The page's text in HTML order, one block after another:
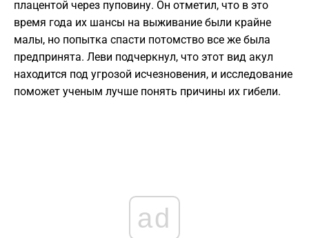
плацентой через пуповину. Он отметил, что в это
время года их шансы на выживание были крайне
малы, но попытка спасти потомство все же была
предпринята. Леви подчеркнул, что этот вид акул
находится под угрозой исчезновения, и исследование
поможет ученым лучше понять причины их гибели.
ad